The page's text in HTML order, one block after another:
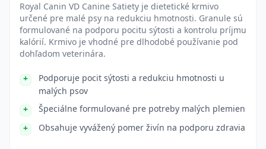
Royal Canin VD Canine Satiety je dietetické krmivo
určené pre malé psy na redukciu hmotnosti. Granule sú
formulované na podporu pocitu sýtosti a kontrolu príjmu
kalórií. Krmivo je vhodné pre dlhodobé používanie pod
dohľadom veterinára.
Podporuje pocit sýtosti a redukciu hmotnosti u
malých psov
Špeciálne formulované pre potreby malých plemien
Obsahuje vyvážený pomer živín na podporu zdravia